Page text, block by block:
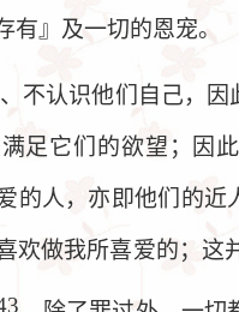
有』及一切的恩宠。
不认识他们自己，因
足它们的欲望；因
的人，亦即他们的
欢做我所喜爱的；这